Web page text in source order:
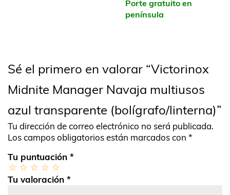
Porte gratuito en
península
Sé el primero en valorar “Victorinox
Midnite Manager Navaja multiusos
azul transparente (bolígrafo/linterna)”
Tu dirección de correo electrónico no será publicada.
Los campos obligatorios están marcados con *
Tu puntuación *
Tu valoración *